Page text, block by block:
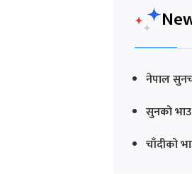
नेपाल
सुनको
चाँदीको